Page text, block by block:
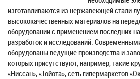
изготавливаются из нержавеющей стали
высококачественных материалов на
оборудовании с применением последних
разработок и исследований.
оборудованы ведущие производства и
которых присутствуют, например, такие
«Ниссан», «Тойота», сеть гипермаркетов